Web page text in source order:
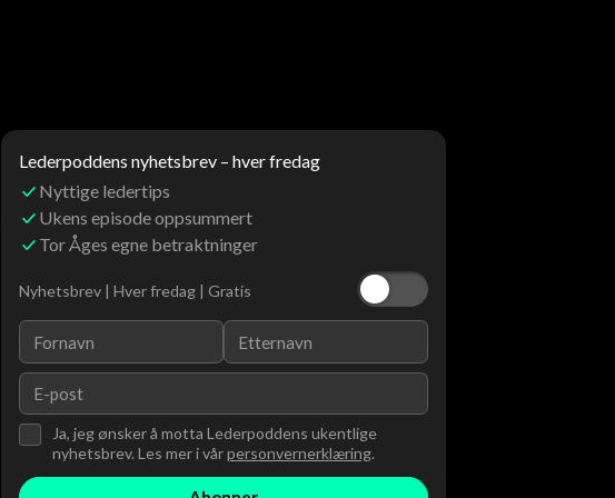
Lederpoddens nyhetsbrev – hver fredag
Nyttige ledertips
Ukens episode oppsummert
Tor Åges egne betraktninger
Nyhetsbrev | Hver fredag | Gratis
Ja, jeg ønsker å motta Lederpoddens ukentlige
nyhetsbrev. Les mer i vårpersonvernerklæring.